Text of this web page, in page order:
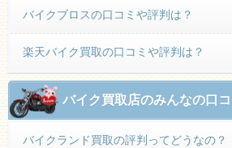
バイクブロスの口コミや評判は？
楽天バイク買取の口コミや評判は？
バイク買取店のみんなの口
バイクランド買取の評判ってどうなの？